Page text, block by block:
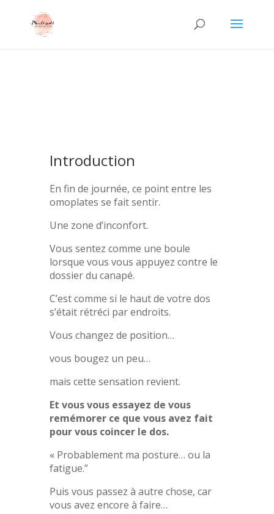
Introduction
En fin de journée, ce point entre les
omoplates se fait sentir.
Une zone d’inconfort.
Vous sentez comme une boule
lorsque vous vous appuyez contre le
dossier du canapé.
C’est comme si le haut de votre dos
s’était rétréci par endroits.
Vous changez de position…
vous bougez un peu…
mais cette sensation revient.
Et vous vous essayez de vous
remémorer ce que vous avez fait
pour vous coincer le dos.
« Probablement ma posture… ou la
fatigue.”
Puis vous passez à autre chose, car
vous avez encore à faire…